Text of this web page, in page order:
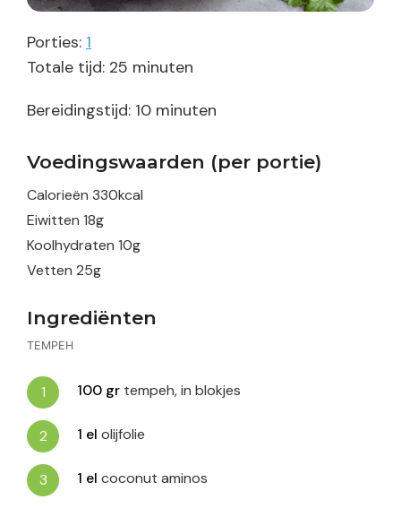
Porties: 1
Totale tijd: 25 minuten
minuten
Bereidingstijd: 10minuten
minuten
Voedingswaarden (per portie)
Calorieën 330kcal
Eiwitten 18g
Koolhydraten 10g
Vetten 25g
Ingrediënten
TEMPEH
100 gr tempeh, in blokjes
1 el olijfolie
1 el coconut aminos